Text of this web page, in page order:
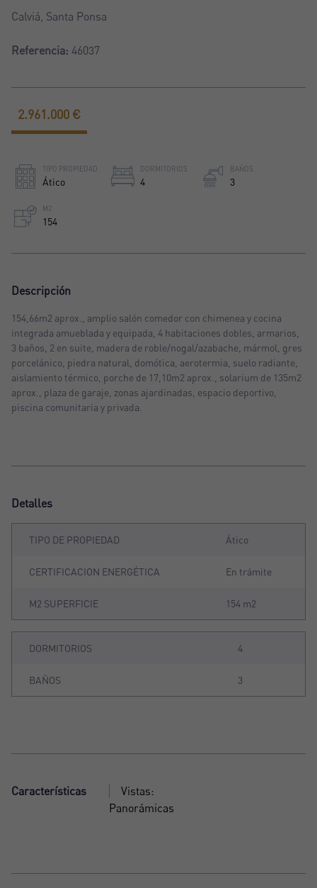
Calviá, Santa Ponsa
Referencia: 46037
TIPO PROPIEDAD
Ático
DORMITORIOS
4
BAÑOS
3
M2
154
2.961.000 €
Descripción
154,66m2 aprox., amplio salón comedor con chimenea y cocina
integrada amueblada y equipada, 4 habitaciones dobles, armarios,
3 baños, 2 en suite, madera de roble/nogal/azabache, mármol, gres
porcelánico, piedra natural, domótica, aerotermia, suelo radiante,
aislamiento térmico, porche de 17,10m2 aprox., solarium de 135m2
aprox., plaza de garaje, zonas ajardinadas, espacio deportivo,
piscina comunitaria y privada.
Detalles
TIPO DE PROPIEDAD Ático
CERTIFICACION ENERGÉTICA En trámite
M2 SUPERFICIE 154 m2
DORMITORIOS 4
BAÑOS 3
Características
Vistas:
Panorámicas